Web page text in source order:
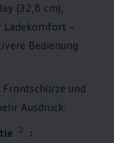
(32,8 cm),
Ladekomfort –
Bedienung
und
Ausdruck.
2
: